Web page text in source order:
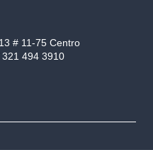
# 11-75 Centro
494 3910